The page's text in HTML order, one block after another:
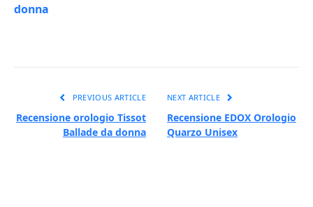
donna
PREVIOUS ARTICLE
Recensione orologio Tissot
Ballade da donna
NEXT ARTICLE
Recensione EDOX Orologio
Quarzo Unisex